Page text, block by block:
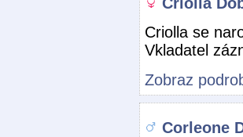
Criolla se
Vkladatel
Zobraz
Corleone